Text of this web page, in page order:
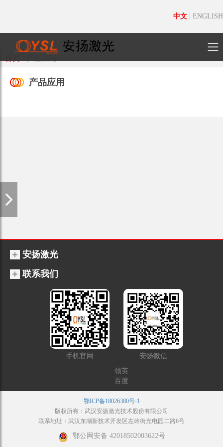
中文 ENGLISH
产品应用
安扬激光
联系我们
手机官网
安扬微信
领英
百度
鄂ICP备18026380号-1
版权所有：武汉安扬激光技术股份有限公司
联系地址：武汉东湖新技术开发区左岭街光电园二路6号
鄂公网安备 42018502003622号